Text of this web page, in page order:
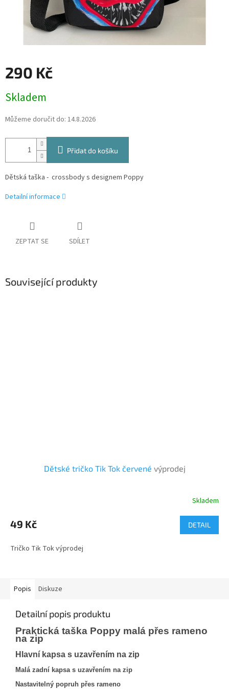
290 Kč
cena:
Skladem
Můžeme doručit do: 14.8.2026
Přidat do košíku
Dětská taška - crossbody s designem Poppy
Detailní informace
ZEPTAT SE SDÍLET
Související produkty
Dětské tričko Tik Tok červené výprodej
Skladem
49 Kč DETAIL
Tričko Tik Tok výprodej
Popis Diskuze
Detailní popis produktu
Praktická taška Poppy malá přes rameno
na zip
Hlavní kapsa s uzavřením na zip
Malá zadní kapsa s uzavřením na zip
Nastavitelný popruh přes rameno